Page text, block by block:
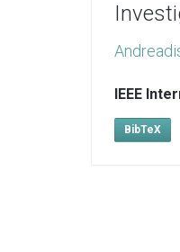
IEEE
BibTeX